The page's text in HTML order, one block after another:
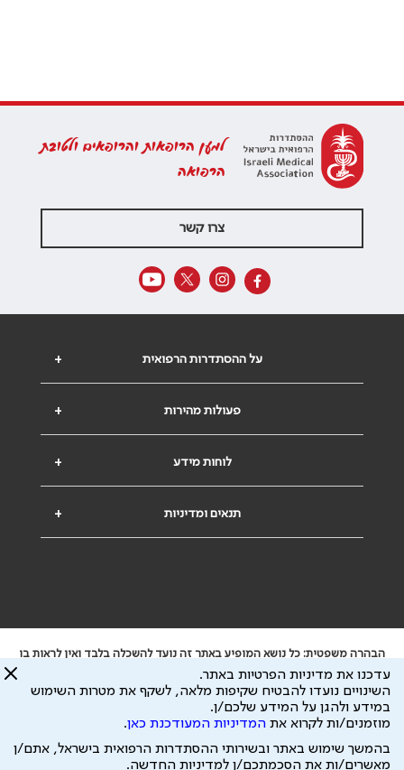
למען הרופאות והרופאים ולטובת
הרפואה
צרו קשר
+ על ההסתדרות הרפואית
+ פעולות מהירות
+ לוחות מידע
+ תנאים ומדיניות
הבהרה משפטית: כל נושא המופיע באתר זה נועד להשכלה בלבד ואין לראות בו
ייעוץ רפואי או משפטי. אין הר"י אחראית לתוכן המתפרסם באתר זה ולכל נזק
שעלול להיגרם.
ידוע לי שהר"י אוספת ושומרת מידע אישי לצורך מתן השרות וכי חלק ממנו עשוי
להיות מועבר לצדדים שלישיים, הכל בכפוף למדיניות הפרטיות
פיתוח ע"י עיצוב ע"י
עדכנו את מדיניות הפרטיות באתר.
השינויים נועדו להבטיח שקיפות מלאה, לשקף את מטרות השימוש
במידע ולהגן על המידע שלכם/ן.
מוזמנים/ות לקרוא את המדיניות המעודכנת כאן.
בהמשך שימוש באתר ובשירותי ההסתדרות הרפואית בישראל, אתם/ן
מאשרים/ות את הסכמתכם/ן למדיניות החדשה.